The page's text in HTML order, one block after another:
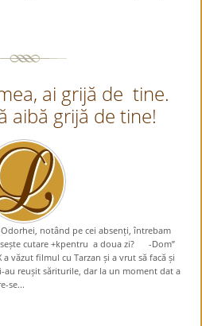
ai grijă de tine.
aibă grijă de tine!
notând pe cei absenți, întrebam
cutare +kpentru a doua zi? -Dom”
văzut filmul cu Tarzan și a vrut să facă și
reușit săriturile, dar la un moment dat a
se...